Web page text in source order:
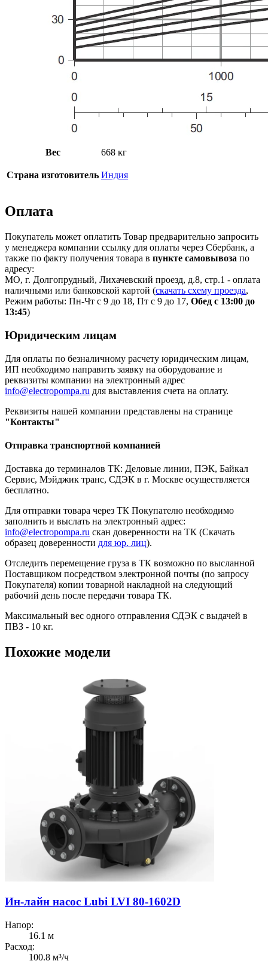
Вес 668 кг
Страна изготовитель Индия
Оплата
Покупатель может оплатить Товар предварительно запросить
у менеджера компании ссылку для оплаты через Сбербанк, а
также по факту получения товара в пункте самовывоза по
адресу:
МО, г. Долгопрудный, Лихачевский проезд, д.8, стр.1 - оплата
наличными или банковской картой (скачать схему проезда,
Режим работы: Пн-Чт с 9 до 18, Пт с 9 до 17, Обед с 13:00 до
13:45)
Юридическим лицам
Для оплаты по безналичному расчету юридическим лицам,
ИП необходимо направить заявку на оборудование и
реквизиты компании на электронный адрес
info@electropompa.ru для выставления счета на оплату.
Реквизиты нашей компании представлены на странице
"Контакты"
Отправка транспортной компанией
Доставка до терминалов ТК: Деловые линии, ПЭК, Байкал
Сервис, Мэйджик транс, СДЭК в г. Москве осуществляется
бесплатно.
Для отправки товара через ТК Покупателю необходимо
заполнить и выслать на электронный адрес:
info@electropompa.ru скан доверенности на ТК (Скачать
образец доверенности для юр. лиц).
Отследить перемещение груза в ТК возможно по высланной
Поставщиком посредством электронной почты (по запросу
Покупателя) копии товарной накладной на следующий
рабочий день после передачи товара ТК.
Максимальный вес одного отправления СДЭК с выдачей в
ПВЗ - 10 кг.
Похожие модели
Ин-лайн насос Lubi LVI 80-1602D
Напор:
16.1 м
Расход:
100.8 м³/ч